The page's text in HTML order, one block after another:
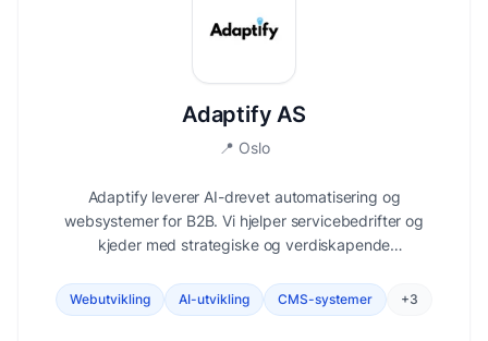
Adaptify AS
📍 Oslo
Adaptify leverer AI-drevet automatisering og
websystemer for B2B. Vi hjelper servicebedrifter og
kjeder med strategiske og verdiskapende
nettsider med CMS til tyngre systemer med
dashboards og integrasjoner.
Webutvikling AI-utvikling CMS-systemer +3